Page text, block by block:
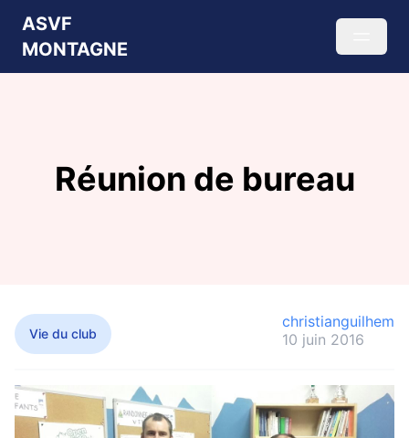
ASVF
MONTAGNE
Réunion de bureau
Vie du club
christianguilhem
10 juin 2016